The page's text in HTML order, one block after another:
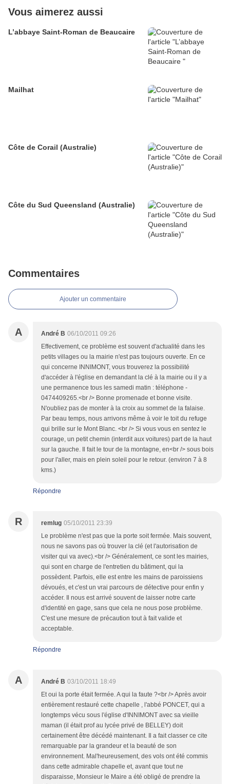
Vous aimerez aussi
L’abbaye Saint-Roman de Beaucaire
Mailhat
Côte de Corail (Australie)
Côte du Sud Queensland (Australie)
Commentaires
Ajouter un commentaire
A André B 06/10/2011 09:26
Effectivement, ce problème est souvent d'actualité dans les
petits villages ou la mairie n'est pas toujours ouverte. En ce
qui concerne INNIMONT, vous trouverez la possibilité
d'accéder à l'église en demandant la clé à la mairie ou il y a
une permanence tous les samedi matin : téléphone -
0474409265.<br /> Bonne promenade et bonne visite.
N'oubliez pas de monter à la croix au sommet de la falaise.
Par beau temps, nous arrivons même à voir le toit du refuge
qui brille sur le Mont Blanc. <br /> Si vous vous en sentez le
courage, un petit chemin (interdit aux voitures) part de la haut
sur la gauche. Il fait le tour de la montagne, en<br /> sous bois
pour l'aller, mais en plein soleil pour le retour. (environ 7 à 8
kms.)
Répondre
R remlug 05/10/2011 23:39
Le problème n'est pas que la porte soit fermée. Mais souvent,
nous ne savons pas où trouver la clé (et l'autorisation de
visiter qui va avec).<br /> Généralement, ce sont les mairies,
qui sont en charge de l'entretien du bâtiment, qui la
possèdent. Parfois, elle est entre les mains de paroissiens
dévoués, et c'est un vrai parcours de détective pour enfin y
accéder. Il nous est arrivé souvent de laisser notre carte
d'identité en gage, sans que cela ne nous pose problème.
C'est une mesure de précaution tout à fait valide et
acceptable.
Répondre
A André B 03/10/2011 18:49
Et oui la porte était fermée. A qui la faute ?<br /> Après avoir
entièrement restauré cette chapelle , l'abbé PONCET, qui a
longtemps vécu sous l'église d'INNIMONT avec sa vieille
maman (il était prof au lycée privé de BELLEY) doit
certainement être décédé maintenant. Il a fait classer ce cite
remarquable par la grandeur et la beauté de son
environnement. Mal'heureusement, des vols ont été commis
dans cette admirable chapelle et, avant que tout ne
disparaisse, Monsieur le Maire a été obligé de prendre la